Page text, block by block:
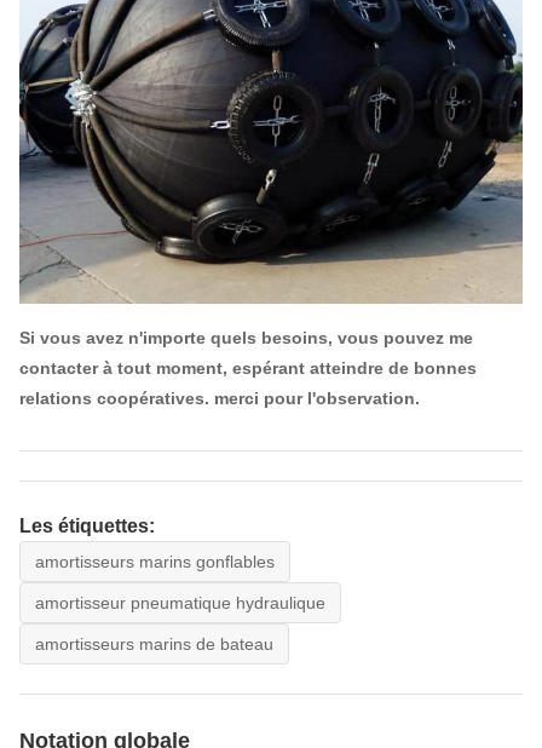
Si vous avez n'importe quels besoins, vous pouvez me
contacter à tout moment, espérant atteindre de bonnes
relations coopératives. merci pour l'observation.
Les étiquettes:
amortisseurs marins gonflables
amortisseur pneumatique hydraulique
amortisseurs marins de bateau
Notation globale